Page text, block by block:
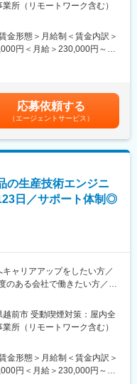
引社数を誇る当社。当社独
がおり、キャリアアドバイ
仕事への挑戦を後押ししま
る当社だからこその取り組
が多くなる企業様が少な
度な残業が発生をしない状
担当の営業から法人顧客に
います。
ロジェクトへ配属をされる事
す。
きたい方、挑戦したい方を
収集と取りまとめ
画立案、実行
門や外部パートナーとの協力
アとしての未来がある：
取引社数を誇る当社。当社独
からこそ挑戦できる仕事が
、会社の都合で挑戦できな
がおり、キャリアアドバイ
仕事への挑戦を後押ししま
所（リモートワーク含む）
金形態＞月給制＜賃金内訳＞
円＜月給＞230,000円～
550～570万円20年目：年
です賃金はあくまでも目安
可能性があります。月給(月
応募依頼する
（エージェントサービス）
の生産技術エンジニ
日／サポート体制◎
キャリアアップをしたい方／
のある会社で働きたい方／
きたい方、挑戦したい方を
前市 受動喫煙対策：屋内全
所（リモートワーク含む）
金形態＞月給制＜賃金内訳＞
円＜月給＞230,000円～